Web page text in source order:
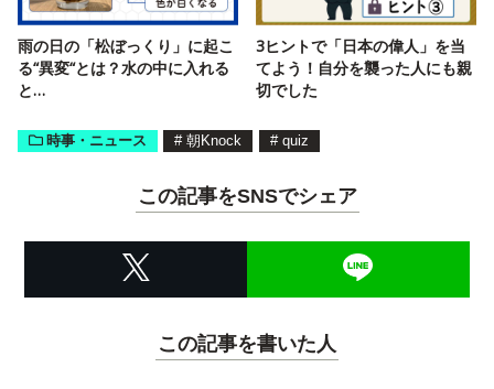
雨の日の「松ぼっくり」に起こ
る“異変“とは？水の中に入れる
と…
3ヒントで「日本の偉人」を当
てよう！自分を襲った人にも親
切でした
時事・ニュース # 朝Knock # quiz
この記事をSNSでシェア
この記事を書いた人